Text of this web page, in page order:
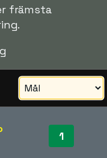
främsta
1